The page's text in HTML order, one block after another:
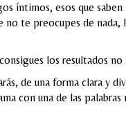
íntimos, esos que
no te preocupes de
los resultados
de una forma clara y
con una de las